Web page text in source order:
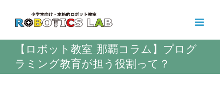
content
【ロボット教室_那覇コラム】プログ
ラミング教育が担う役割って？